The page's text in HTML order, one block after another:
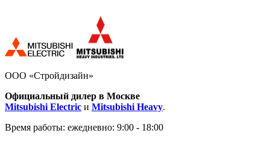
ООО «Стройдизайн»
Официальный дилер в Москве
Mitsubishi Electric и Mitsubishi Heavy.
Время работы: ежедневно: 9:00 - 18:00